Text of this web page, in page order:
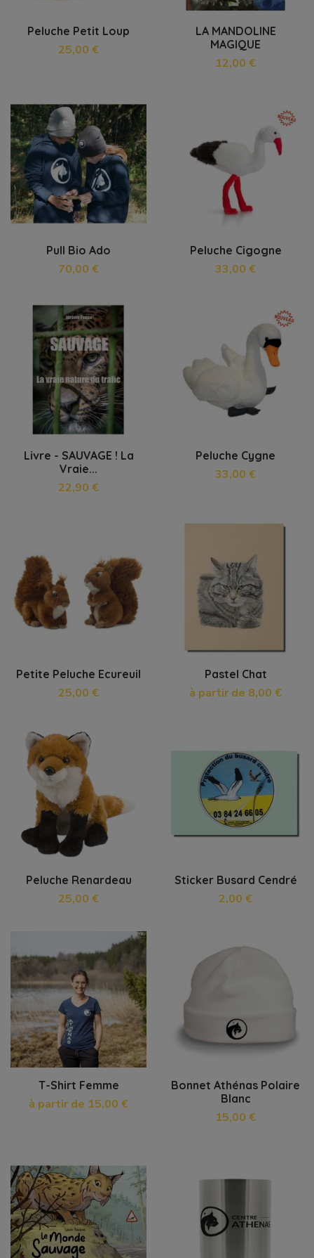
Peluche Petit Loup
25,00 €
LA MANDOLINE
MAGIQUE
12,00 €
Pull Bio Ado
70,00 €
Peluche Cigogne
33,00 €
Livre - SAUVAGE ! La
Vraie...
22,90 €
Peluche Cygne
33,00 €
Petite Peluche Ecureuil
25,00 €
Pastel Chat
à partir de 8,00 €
Peluche Renardeau
25,00 €
Sticker Busard Cendré
2,00 €
T-Shirt Femme
à partir de 15,00 €
Bonnet Athénas Polaire
Blanc
15,00 €